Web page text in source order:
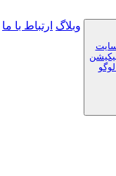
وبلاگ ارتباط با ما